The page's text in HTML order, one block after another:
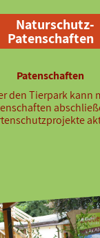
Naturschutz-
Patenschaften
Patenschaften
den Tierpark kann